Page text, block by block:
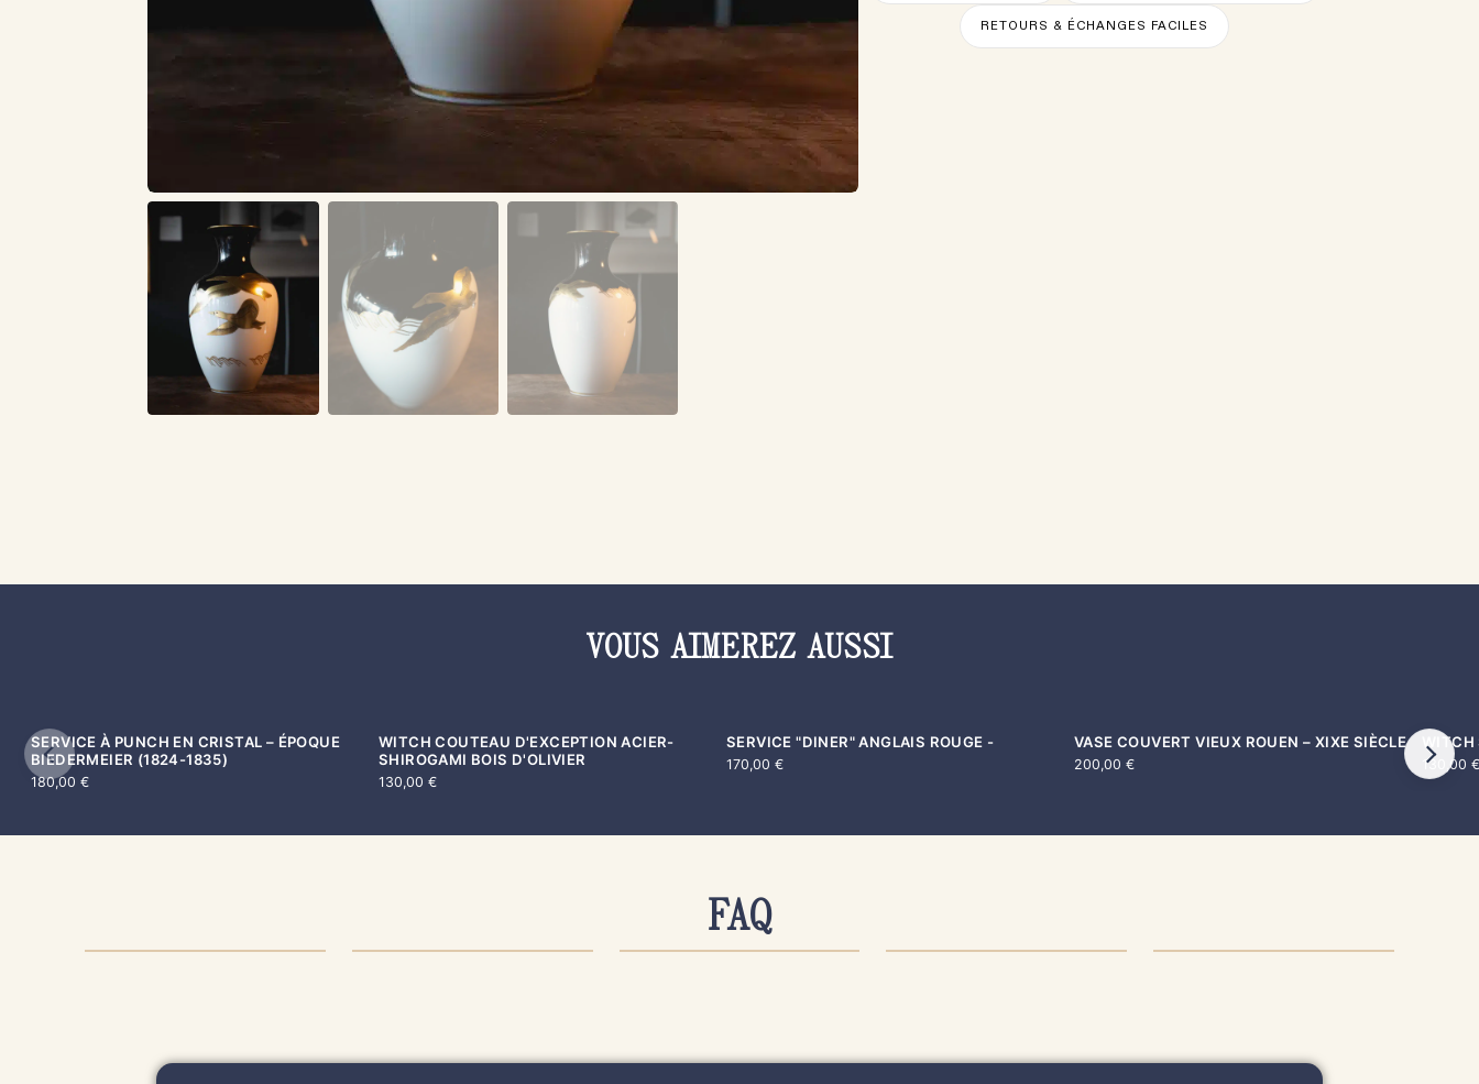
RETOURS & ÉCHANGES FACILES
VOUS AIMEREZ AUSSI
SERVICE À PUNCH EN CRISTAL – ÉPOQUE
BIEDERMEIER (1824-1835)
180,00 €
VENDU
WITCH COUTEAU D'EXCEPTION ACIER-
SHIROGAMI BOIS D'OLIVIER
130,00 €
SERVICE "DINER" ANGLAIS ROUGE -
170,00 €
VENDU
VASE COUVERT VIEUX ROUEN – XIXE SIÈCLE
200,00 € 130,00 €
FAQ
PAIEMENT